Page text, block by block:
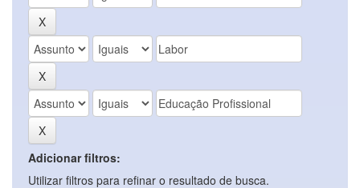
Adicionar filtros:
Utilizar filtros para refinar o resultado de busca.